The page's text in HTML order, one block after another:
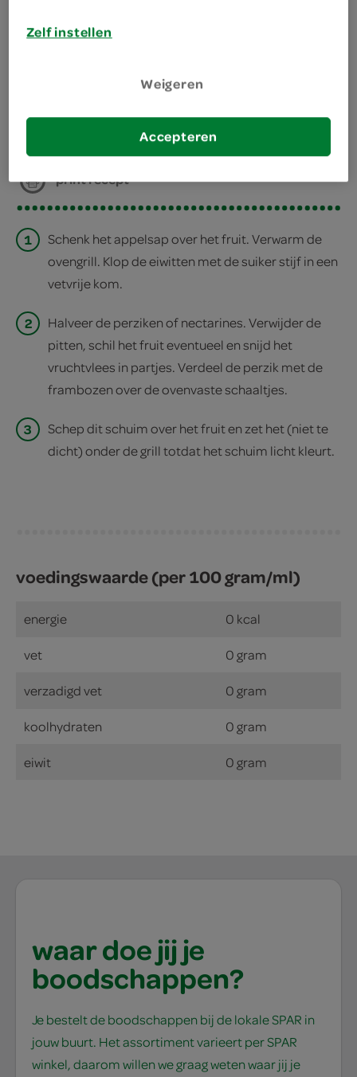
4 kleine lage ovenschaaltjes
deel op twitter
print recept
1
Schenk het appelsap over het fruit. Verwarm de
ovengrill. Klop de eiwitten met de suiker stijf in een
vetvrije kom.
2
Halveer de perziken of nectarines. Verwijder de
pitten, schil het fruit eventueel en snijd het
vruchtvlees in partjes. Verdeel de perzik met de
frambozen over de ovenvaste schaaltjes.
3
Schep dit schuim over het fruit en zet het (niet te
dicht) onder de grill totdat het schuim licht kleurt.
voedingswaarde (per 100 gram/ml)
energie 0 kcal
vet 0 gram
verzadigd vet 0 gram
koolhydraten 0 gram
eiwit 0 gram
waar doe jij je
boodschappen?
Je bestelt de boodschappen bij de lokale SPAR in
jouw buurt. Het assortiment varieert per SPAR
winkel, daarom willen we graag weten waar jij je
Zelf instellen
Weigeren
Accepteren